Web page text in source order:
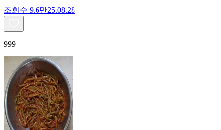
조회수 9.6만25.08.28
999+